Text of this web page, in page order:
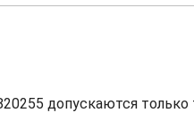
допускаются